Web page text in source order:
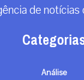
de
Análise